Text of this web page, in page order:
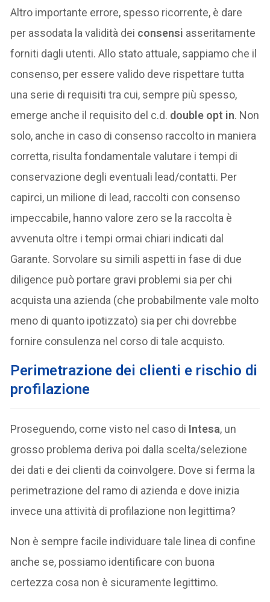
Altro importante errore, spesso ricorrente, è dare
per assodata la validità dei consensi asseritamente
forniti dagli utenti. Allo stato attuale, sappiamo che il
consenso, per essere valido deve rispettare tutta
una serie di requisiti tra cui, sempre più spesso,
emerge anche il requisito del c.d. double opt in. Non
solo, anche in caso di consenso raccolto in maniera
corretta, risulta fondamentale valutare i tempi di
conservazione degli eventuali lead/contatti. Per
capirci, un milione di lead, raccolti con consenso
impeccabile, hanno valore zero se la raccolta è
avvenuta oltre i tempi ormai chiari indicati dal
Garante. Sorvolare su simili aspetti in fase di due
diligence può portare gravi problemi sia per chi
acquista una azienda (che probabilmente vale molto
meno di quanto ipotizzato) sia per chi dovrebbe
fornire consulenza nel corso di tale acquisto.
Perimetrazione dei clienti e rischio di
profilazione
Proseguendo, come visto nel caso di Intesa, un
grosso problema deriva poi dalla scelta/selezione
dei dati e dei clienti da coinvolgere. Dove si ferma la
perimetrazione del ramo di azienda e dove inizia
invece una attività di profilazione non legittima?
Non è sempre facile individuare tale linea di confine
anche se, possiamo identificare con buona
certezza cosa non è sicuramente legittimo.